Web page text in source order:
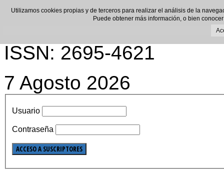
ISSN: 2695-4621
7 Agosto 2026
Usuario
Contraseña
Utilizamos cookies propias y de terceros para realizar el análisis de la
Puede obtener más información, o bien